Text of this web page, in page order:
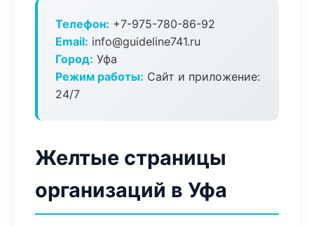
Телефон: +7-975-780-86-92
Email: info@guideline741.ru
Город: Уфа
Режим работы: Сайт и приложение:
24/7
Желтые страницы
организаций в Уфа